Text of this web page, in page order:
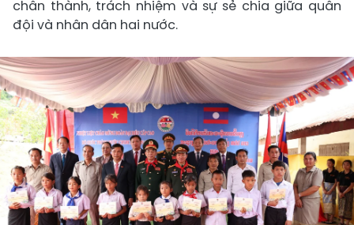
chân thành, trách nhiệm và sự sẻ chia giữa quân
đội và nhân dân hai nước.